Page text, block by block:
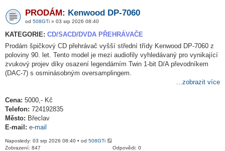
PRODÁM: Kenwood DP-7060
od 508GTi » 03 srp 2026 08:40
KATEGORIE: CD/SACD/DVDA PŘEHRÁVAČE
Prodám špičkový CD přehrávač vyšší střední třídy Kenwood DP-7060 z
poloviny 90. let. Tento model je mezi audiofily vyhledávaný pro vynikající
zvukový projev díky osazení legendárním Twin 1-bit D/A převodníkem
(DAC-7) s osminásobným oversamplingem.
...zobrazit více
Cena: 5000,- Kč
Telefon: 724192835
Město: Břeclav
E-mail: e-mail
Naposledy: 03 srp 2026 08:40 • od 508GTi
Odpovědi: 0
Zobrazení: 847